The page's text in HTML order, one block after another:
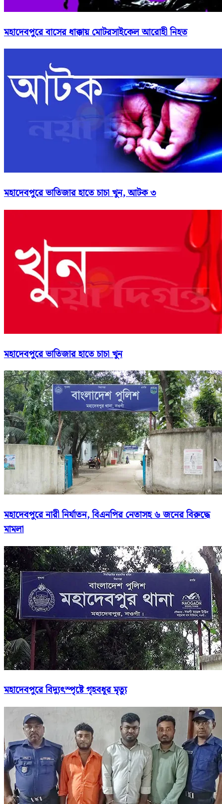
মহাদেবপুরে বাসের ধাক্কায় মোটরসাইকেল আরোহী নিহত
মহাদেবপুরে ভাতিজার হাতে চাচা খুন, আটক ৩
মহাদেবপুরে ভাতিজার হাতে চাচা খুন
মহাদেবপুরে নারী নির্যাতন, বিএনপির নেতাসহ ৬ জনের বিরুদ্ধে
মামলা
মহাদেবপুরে বিদ্যুৎস্পৃষ্টে গৃহবধূর মৃত্যু